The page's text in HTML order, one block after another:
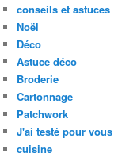
conseils et astuces
Noël
Déco
Astuce déco
Broderie
Cartonnage
Patchwork
J'ai testé pour vous
cuisine